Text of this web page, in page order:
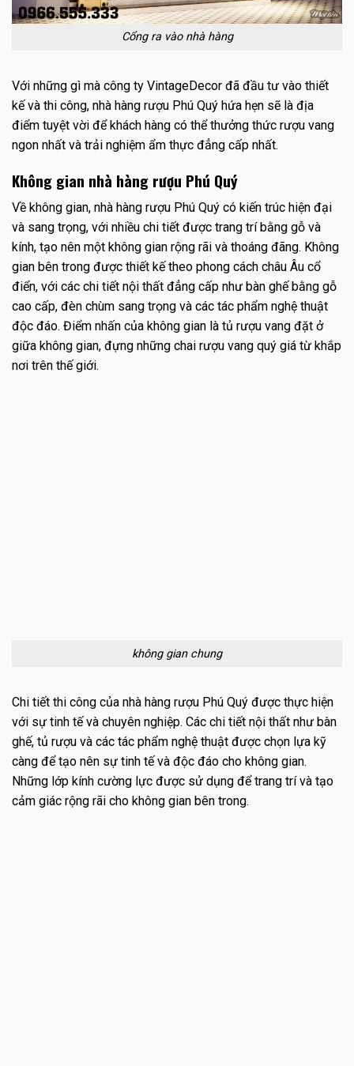
Cổng ra vào nhà hàng
Với những gì mà công ty VintageDecor đã đầu tư vào thiết
kế và thi công, nhà hàng rượu Phú Quý hứa hẹn sẽ là địa
điểm tuyệt vời để khách hàng có thể thưởng thức rượu vang
ngon nhất và trải nghiệm ẩm thực đẳng cấp nhất.
Không gian nhà hàng rượu Phú Quý
Về không gian, nhà hàng rượu Phú Quý có kiến trúc hiện đại
và sang trọng, với nhiều chi tiết được trang trí bằng gỗ và
kính, tạo nên một không gian rộng rãi và thoáng đãng. Không
gian bên trong được thiết kế theo phong cách châu Âu cổ
điển, với các chi tiết nội thất đẳng cấp như bàn ghế bằng gỗ
cao cấp, đèn chùm sang trọng và các tác phẩm nghệ thuật
độc đáo. Điểm nhấn của không gian là tủ rượu vang đặt ở
giữa không gian, đựng những chai rượu vang quý giá từ khắp
nơi trên thế giới.
không gian chung
Chi tiết thi công của nhà hàng rượu Phú Quý được thực hiện
với sự tinh tế và chuyên nghiệp. Các chi tiết nội thất như bàn
ghế, tủ rượu và các tác phẩm nghệ thuật được chọn lựa kỹ
càng để tạo nên sự tinh tế và độc đáo cho không gian.
Những lớp kính cường lực được sử dụng để trang trí và tạo
cảm giác rộng rãi cho không gian bên trong.